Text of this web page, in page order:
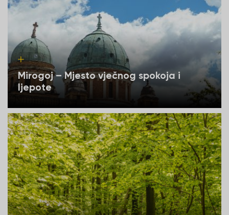
Mirogoj – Mjesto vječnog spokoja i
ljepote